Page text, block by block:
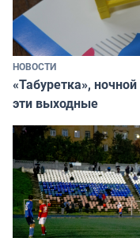
НОВОСТИ
«Табуретка»,
эти выходные